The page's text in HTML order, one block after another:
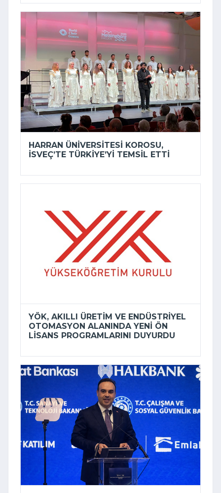
HARRAN ÜNIVERSITESI KOROSU,
İSVEÇ’TE TÜRKIYE’YI TEMSIL ETTI
YÖK, AKILLI ÜRETIM VE ENDÜSTRIYEL
OTOMASYON ALANINDA YENI ÖN
LISANS PROGRAMLARINI DUYURDU